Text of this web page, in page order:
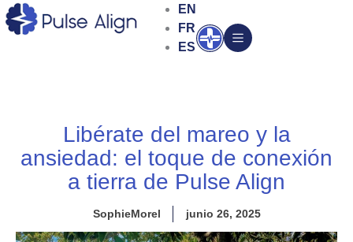
al
EN
FR
ES
Abrir
Libérate del mareo y la
ansiedad: el toque de conexión
a tierra de Pulse Align
SophieMorel junio 26, 2025